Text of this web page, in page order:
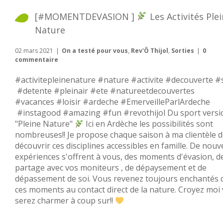
[#MOMENTDEVASION ]
Les Activités
Nature
02 mars 2021 | On a testé pour vous, Rev'Ô Thijol, Sorties | 0
commentaire
#activitepleinenature #nature #activite #decouverte
#detente #pleinair #ete #natureetdecouvertes
#vacances #loisir #ardeche #EmerveilleParlArdeche
#instagood #amazing #fun #revothijol Du sport
"Pleine Nature"
Ici en Ardèche les possibilités sont
nombreuses!! Je propose chaque saison à ma clientèle
découvrir ces disciplines accessibles en famille. De
expériences s'offrent à vous, des moments d'évasion,
partage avec vos moniteurs , de dépaysement et de
dépassement de soi. Vous revenez toujours enchantés
ces moments au contact direct de la nature. Croyez moi
serez charmer à coup sur!!